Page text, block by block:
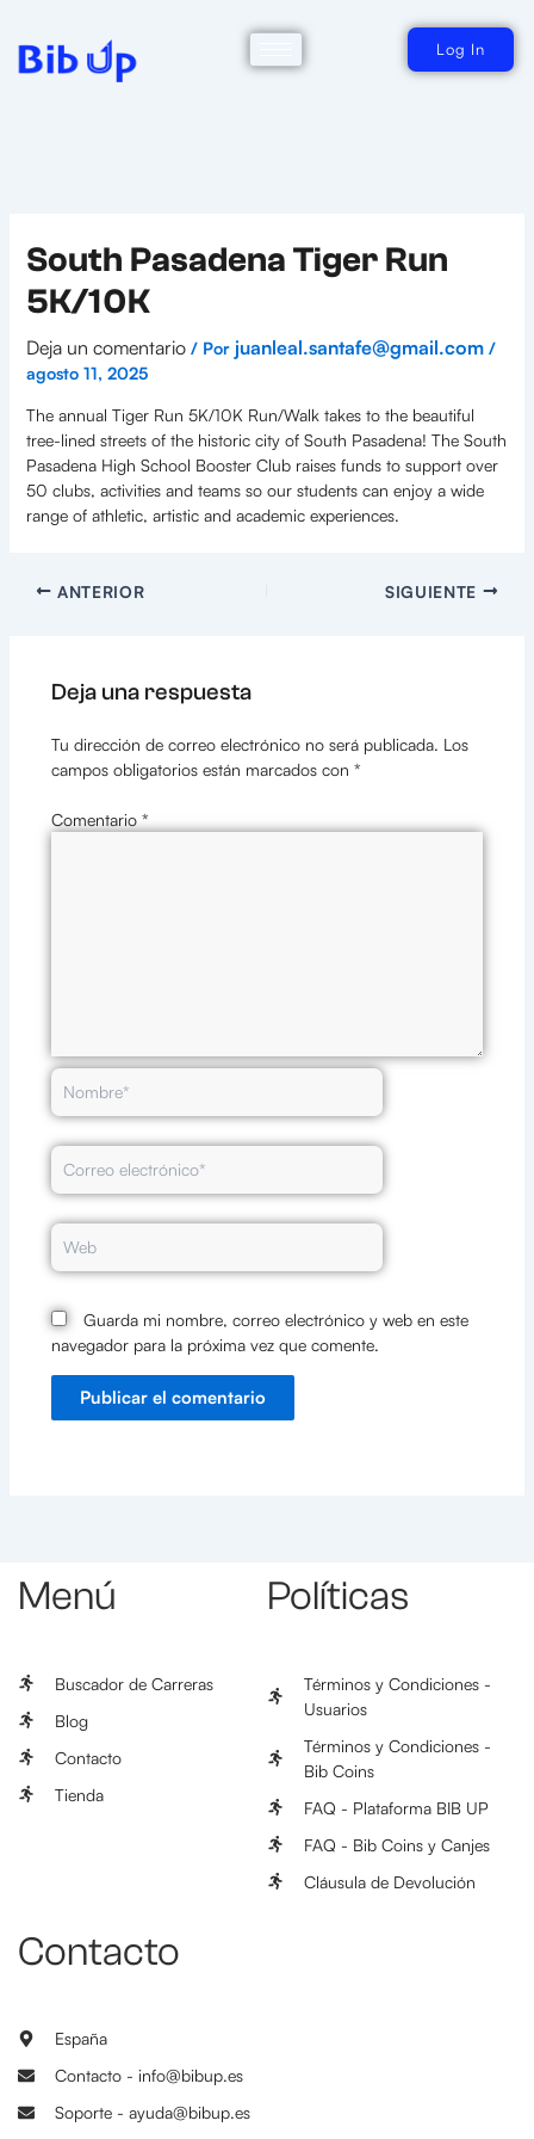
contenido
Log In
South Pasadena Tiger Run
5K/10K
Deja un comentario / Por juanleal.santafe@gmail.com /
agosto 11, 2025
The annual Tiger Run 5K/10K Run/Walk takes to the beautiful
tree-lined streets of the historic city of South Pasadena! The South
Pasadena High School Booster Club raises funds to support over
50 clubs, activities and teams so our students can enjoy a wide
range of athletic, artistic and academic experiences.
ANTERIOR SIGUIENTE
Deja una respuesta
Tu dirección de correo electrónico no será publicada. Los
campos obligatorios están marcados con *
Comentario *
Nombre*
Correo
electrónico*
Web
Guarda mi nombre, correo electrónico y web en este
navegador para la próxima vez que comente.
Menú
Buscador de Carreras
Blog
Contacto
Tienda
Políticas
Términos y Condiciones -
Usuarios
Términos y Condiciones -
Bib Coins
FAQ - Plataforma BIB UP
FAQ - Bib Coins y Canjes
Cláusula de Devolución
Contacto
España
Contacto - info@bibup.es
Soporte - ayuda@bibup.es